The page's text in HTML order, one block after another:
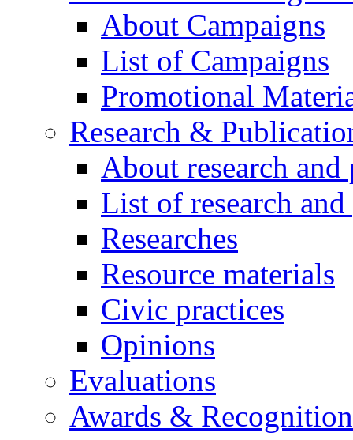
About Campaigns
List of Campaigns
Promotional
Research &
About research
List of research
Researches
Resource materials
Civic practices
Opinions
Evaluations
Awards &